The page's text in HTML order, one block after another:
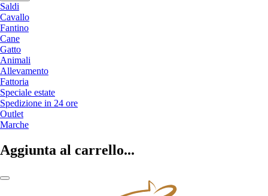
Saldi
Cavallo
Fantino
Cane
Gatto
Animali
Allevamento
Fattoria
Speciale estate
Spedizione in 24 ore
Outlet
Marche
Aggiunta al carrello...